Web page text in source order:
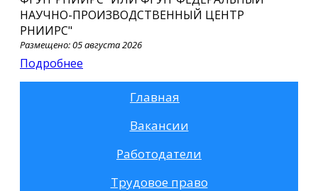
НАУЧНО-ПРОИЗВОДСТВЕННЫЙ ЦЕНТР
РНИИРС"
Размещено: 05 августа 2026
Подробнее
Главная
Вакансии
Работодатели
Трудовое право